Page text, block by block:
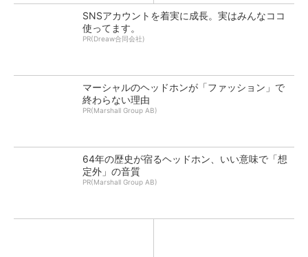
SNSアカウントを着実に成長。実はみんなココ
使ってます。
PR(Dreaw合同会社)
マーシャルのヘッドホンが「ファッション」で
終わらない理由
PR(Marshall Group AB)
64年の歴史が宿るヘッドホン、いい意味で「想
定外」の音質
PR(Marshall Group AB)